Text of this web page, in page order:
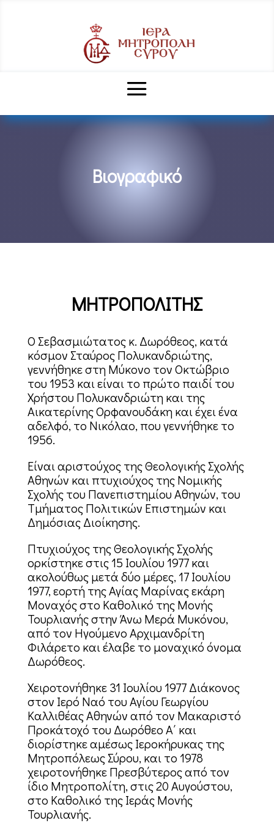
Βιογραφικό
ΜΗΤΡΟΠΟΛΙΤΗΣ
Ο Σεβασμιώτατος κ. Δωρόθεος, κατά
κόσμον Σταύρος Πολυκανδριώτης,
γεννήθηκε στη Μύκονο τον Οκτώβριο
του 1953 και είναι το πρώτο παιδί του
Χρήστου Πολυκανδριώτη και της
Αικατερίνης Ορφανουδάκη και έχει ένα
αδελφό, το Νικόλαο, που γεννήθηκε το
1956.
Είναι αριστούχος της Θεολογικής Σχολής
Αθηνών και πτυχιούχος της Νομικής
Σχολής του Πανεπιστημίου Αθηνών, του
Τμήματος Πολιτικών Επιστημών και
Δημόσιας Διοίκησης.
Πτυχιούχος της Θεολογικής Σχολής
ορκίστηκε στις 15 Ιουλίου 1977 και
ακολούθως μετά δύο μέρες, 17 Ιουλίου
1977, εορτή της Αγίας Μαρίνας εκάρη
Μοναχός στο Καθολικό της Μονής
Τουρλιανής στην Άνω Μερά Μυκόνου,
από τον Ηγούμενο Αρχιμανδρίτη
Φιλάρετο και έλαβε το μοναχικό όνομα
Δωρόθεος.
Χειροτονήθηκε 31 Ιουλίου 1977 Διάκονος
στον Ιερό Ναό του Αγίου Γεωργίου
Καλλιθέας Αθηνών από τον Μακαριστό
Προκάτοχό του Δωρόθεο Α΄ και
διορίστηκε αμέσως Ιεροκήρυκας της
Μητροπόλεως Σύρου, και το 1978
χειροτονήθηκε Πρεσβύτερος από τον
ίδιο Μητροπολίτη, στις 20 Αυγούστου,
στο Καθολικό της Ιεράς Μονής
Τουρλιανής.